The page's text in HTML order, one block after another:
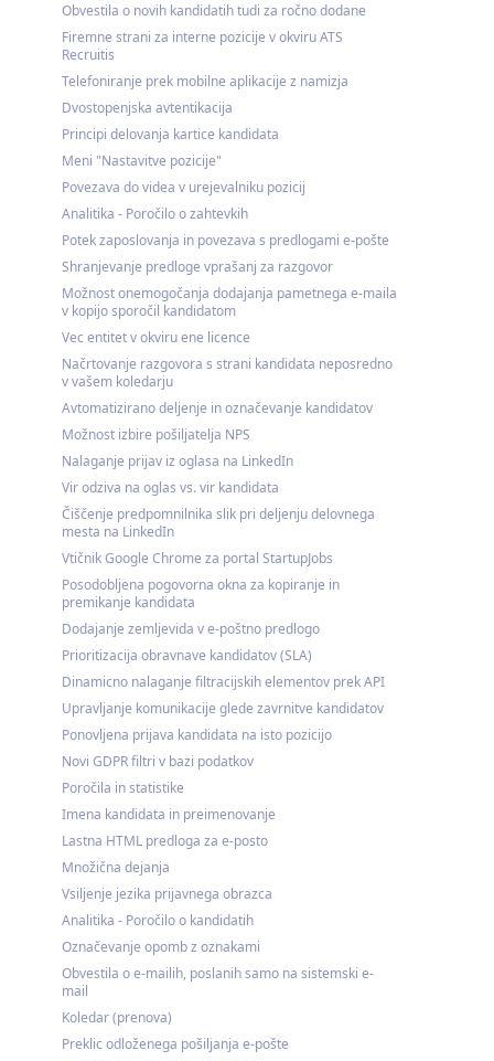
Obvestila o novih kandidatih tudi za ročno dodane
Firemne strani za interne pozicije v okviru ATS
Recruitis
Telefoniranje prek mobilne aplikacije z namizja
Dvostopenjska avtentikacija
Principi delovanja kartice kandidata
Meni "Nastavitve pozicije"
Povezava do videa v urejevalniku pozicij
Analitika - Poročilo o zahtevkih
Potek zaposlovanja in povezava s predlogami e-pošte
Shranjevanje predloge vprašanj za razgovor
Možnost onemogočanja dodajanja pametnega e-maila
v kopijo sporočil kandidatom
Vec entitet v okviru ene licence
Načrtovanje razgovora s strani kandidata neposredno
v vašem koledarju
Avtomatizirano deljenje in označevanje kandidatov
Možnost izbire pošiljatelja NPS
Nalaganje prijav iz oglasa na LinkedIn
Vir odziva na oglas vs. vir kandidata
Čiščenje predpomnilnika slik pri deljenju delovnega
mesta na LinkedIn
Vtičnik Google Chrome za portal StartupJobs
Posodobljena pogovorna okna za kopiranje in
premikanje kandidata
Dodajanje zemljevida v e-poštno predlogo
Prioritizacija obravnave kandidatov (SLA)
Dinamicno nalaganje filtracijskih elementov prek API
Upravljanje komunikacije glede zavrnitve kandidatov
Ponovljena prijava kandidata na isto pozicijo
Novi GDPR filtri v bazi podatkov
Poročila in statistike
Imena kandidata in preimenovanje
Lastna HTML predloga za e-posto
Množična dejanja
Vsiljenje jezika prijavnega obrazca
Analitika - Poročilo o kandidatih
Označevanje opomb z oznakami
Obvestila o e-mailih, poslanih samo na sistemski e-
mail
Koledar (prenova)
Preklic odloženega pošiljanja e-pošte